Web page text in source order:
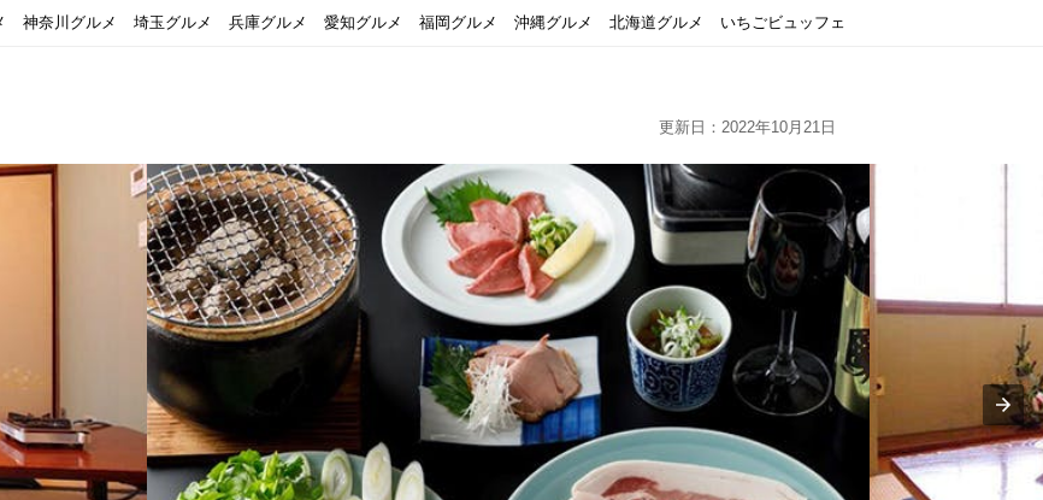
神奈川グルメ 埼玉グルメ 兵庫グルメ 愛知グルメ 福岡グルメ 沖縄グルメ 北海道グルメ いちごビュッフェ
更新日：2022年10月21日